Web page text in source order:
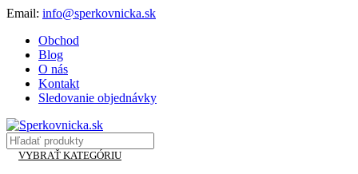
Email: info@sperkovnicka.sk
Obchod
Blog
O nás
Kontakt
Sledovanie objednávky
VYBRAŤ KATEGÓRIU